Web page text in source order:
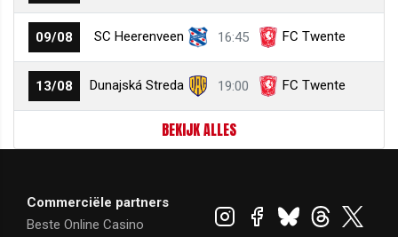
09/08 SC Heerenveen 16:45 FC Twente
13/08 Dunajská Streda 19:00 FC Twente
BEKIJK ALLES
Commerciële partners
Beste Online Casino